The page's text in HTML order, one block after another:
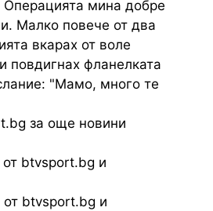
Операцията мина добре
Малко повече от два
вкарах от воле
фланелката
"Мамо, много те
за още новини
btvsport.bg и
btvsport.bg и